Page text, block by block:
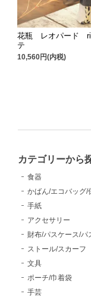
花瓶 レオパード
テ
10,560円(内税)
カテゴリーから
食器
かばん/エコバッグ/
手紙
アクセサリー
財布/パスケース/パ
ストール/スカーフ
文具
ポーチ/巾着袋
手芸